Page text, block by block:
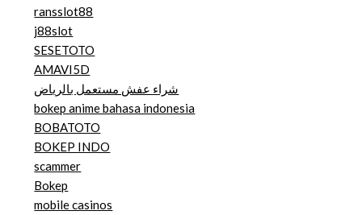
ransslot88
j88slot
SESETOTO
AMAVI5D
شراء عفش مستعمل بالرياض
bokep anime bahasa indonesia
BOBATOTO
BOKEP INDO
scammer
Bokep
mobile casinos